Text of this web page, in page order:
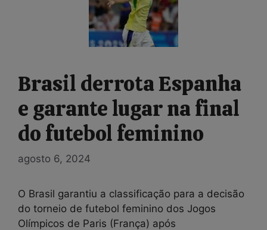
Brasil derrota Espanha
e garante lugar na final
do futebol feminino
agosto 6, 2024
O Brasil garantiu a classificação para a decisão
do torneio de futebol feminino dos Jogos
Olímpicos de Paris (França) após